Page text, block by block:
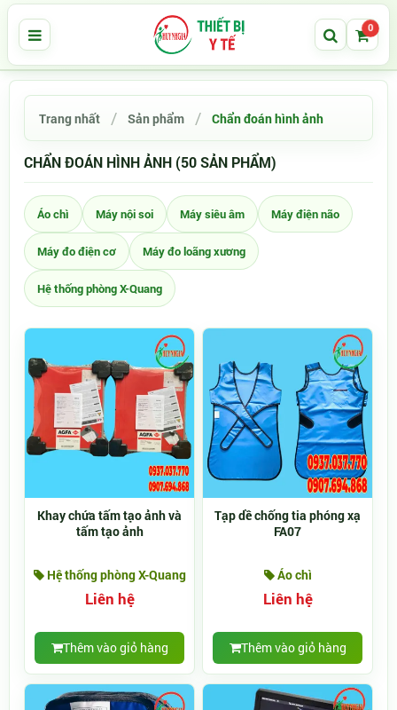
0
Trang nhất Sản phẩm Chẩn đoán hình ảnh
CHẨN ĐOÁN HÌNH ẢNH (50 SẢN PHẨM)
Áo chì Máy nội soi Máy siêu âm Máy điện não
Máy đo điện cơ Máy đo loãng xương
Hệ thống phòng X-Quang
Khay chứa tấm tạo ảnh và
tấm tạo ảnh
Hệ thống phòng X-Quang
Liên hệ
Thêm vào giỏ hàng
Tạp dề chống tia phóng xạ
FA07
Áo chì
Liên hệ
Thêm vào giỏ hàng